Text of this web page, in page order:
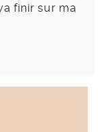
finir sur ma